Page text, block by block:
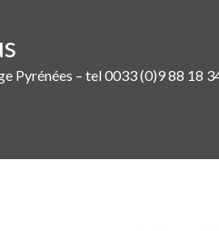
Pyrénées – tel 0033 (0)9 88 18